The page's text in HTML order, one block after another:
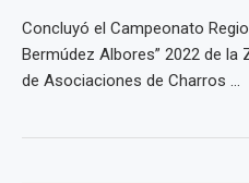
Concluyó el Campeonato
Bermúdez Albores” 2022 de la
de Asociaciones de Charros …